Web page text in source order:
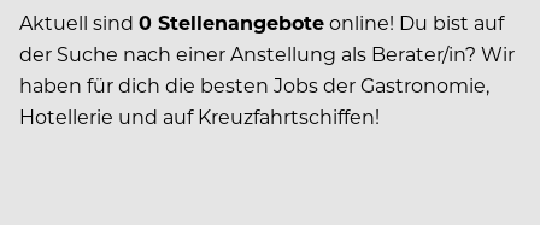
Aktuell sind 0 Stellenangeboteonline! Du bist auf
der Suche nach einer Anstellung als Berater/in? Wir
haben für dich die besten Jobs der Gastronomie,
Hotellerie und auf Kreuzfahrtschiffen!